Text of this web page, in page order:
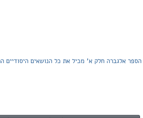
אלגברה חלק א' מכיל את כל הנושאים היסודיים